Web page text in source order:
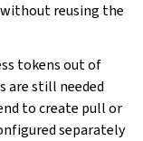
reusing the
tokens out of
are still needed
to create pull or
separately